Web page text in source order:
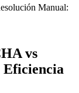
Manual:
vs
Eficiencia